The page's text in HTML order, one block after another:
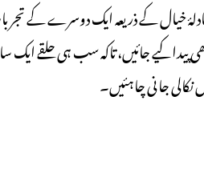
خیال کے ذریعہ ایک دوسرے کے
کیے جائیں، تاکہ سب ہی حلقے
جانی چاہئیں۔